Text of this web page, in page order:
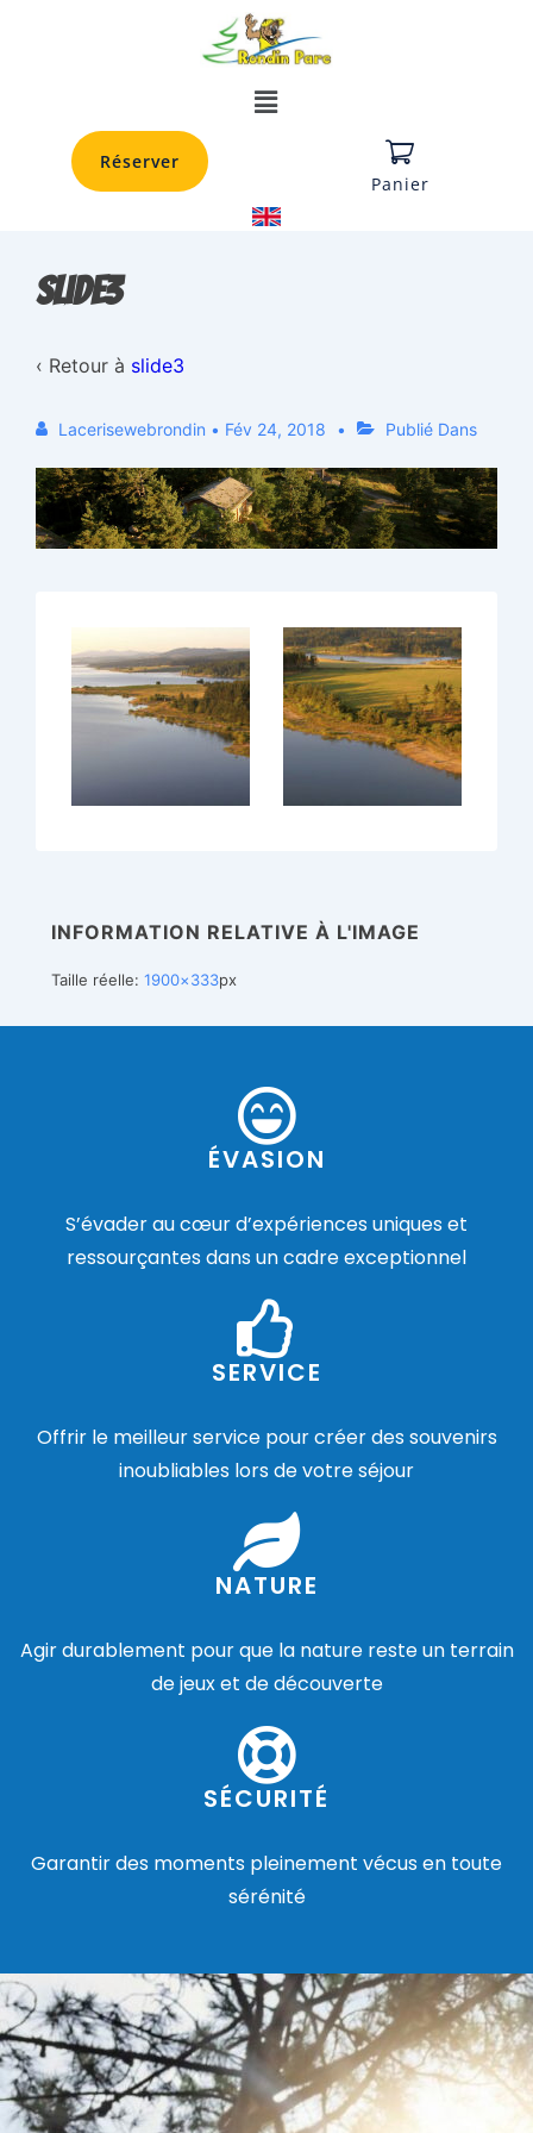
Réserver
Panier
slide3
‹ Retour à slide3
Lacerisewebrondin • Fév 24, 2018 Publié Dans
INFORMATION RELATIVE À L'IMAGE
Taille réelle: 1900×333px
ÉVASION
S’évader au cœur d’expériences uniques et
ressourçantes dans un cadre exceptionnel
SERVICE
Offrir le meilleur service pour créer des souvenirs
inoubliables lors de votre séjour
NATURE
Agir durablement pour que la nature reste un terrain
de jeux et de découverte
SÉCURITÉ
Garantir des moments pleinement vécus en toute
sérénité